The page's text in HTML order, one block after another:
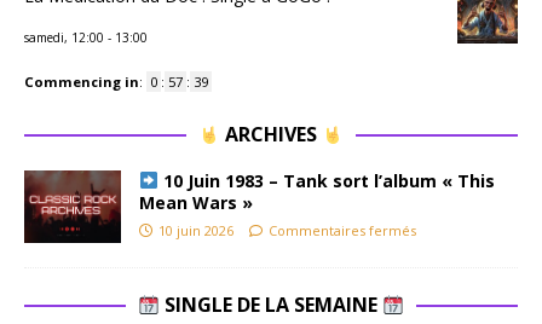
samedi, 12:00 - 13:00
Commencing in: 0 : 57 : 39
ARCHIVES
10 Juin 1983 – Tank sort l’album « This
Mean Wars »
10 juin 2026 Commentaires fermés
SINGLE DE LA SEMAINE